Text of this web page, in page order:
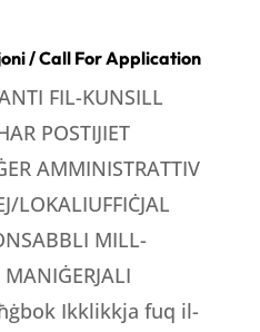
/ Call For Application
FIL-KUNSILL
POSTIJIET
AMMINISTRATTIV
LOKALIUFFIĊJAL
MILL-
MANIĠERJALI
Ikklikkja fuq il-